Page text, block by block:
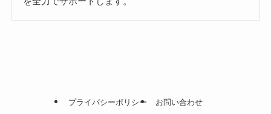
プライバシーポリシー お問い合わせ